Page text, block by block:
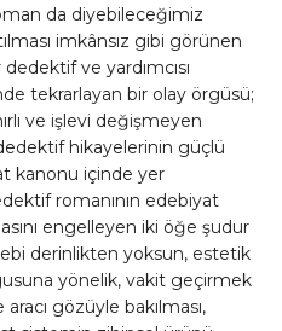
da diyebileceğimiz
imkânsız gibi görünen
ve yardımcısı
tekrarlayan bir olay örgüsü;
ve işlevi değişmeyen
hikayelerinin güçlü
kanonu içinde yer
romanının edebiyat
engelleyen iki öğe şudur
derinlikten yoksun, estetik
yönelik, vakit geçirmek
gözüyle bakılması,